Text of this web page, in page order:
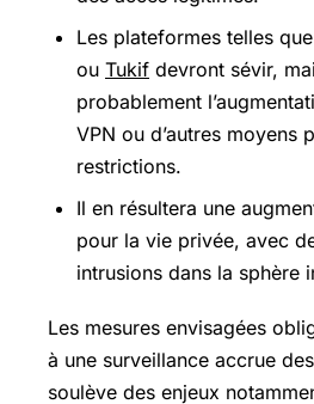
Les plateformes telles que
ou Tukif devront sévir,
probablement
VPN ou d’autres moyens
restrictions.
Il en résultera une
pour la vie privée, avec
intrusions dans la sphère
Les mesures envisagées
à une surveillance accrue
soulève des enjeux